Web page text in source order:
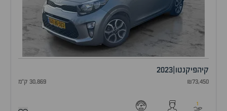
קיהפיקנטו 2023
₪73,450 30,869 ק"מ
1